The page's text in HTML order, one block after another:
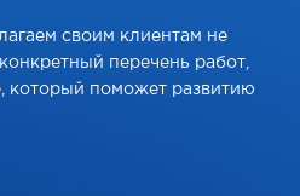
своим клиентам не
перечень работ,
который поможет развитию